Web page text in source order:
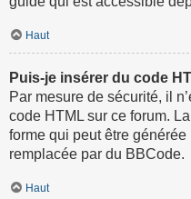
Haut
Puis-je insérer du code
Par mesure de sécurité, il
code HTML sur ce forum.
forme qui peut être
remplacée par du BBCode.
Haut